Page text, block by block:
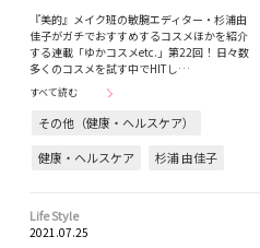
『美的』メイク班の敏腕エディター・杉浦由
佳子がガチでおすすめするコスメほかを紹介
する連載「ゆかコスメetc.」第22回！ 日々数
多くのコスメを試す中でHITし…
すべて読む
その他（健康・ヘルスケア）
健康・ヘルスケア
杉浦 由佳子
Life Style
2021.07.25